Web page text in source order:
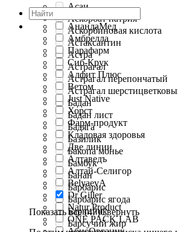
Асаи
Аскорбат натрия
Аскорбиновая кислота
Астаксантин
Астра
Астрагал
Астрагал перепончатый
Астрагал
Бадан
Бадан лист
Бадяга
Базилик
Бакопа монье
Бамбук
Банан
Барбарис
Барбарис ягода
Барвинок
Барсучий жир
АнандаМед
Амбрелла
Парафарм
Сиб-Крук
Алфит Плюс
Ветом
Just Native
Хорст
Фарм-продукт
Кладовая здоровья
Две линии
Алтаведъ
Алтай-Селигор
BelyaevA
Dr Giller
Natur Product
ONE PACK LAB
Показать все (47)Свернуть